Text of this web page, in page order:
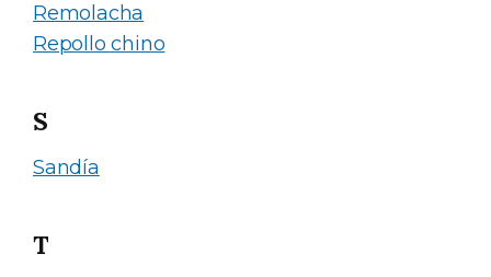
Remolacha
Repollo chino
S
Sandía
T